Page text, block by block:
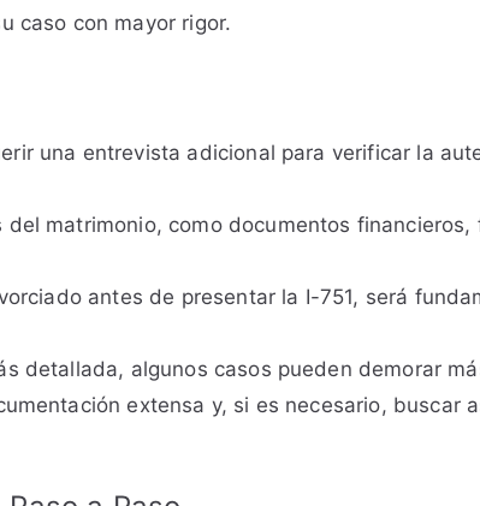
caso con mayor rigor.
una entrevista adicional para verificar la
matrimonio, como documentos financieros,
antes de presentar la I-751, será
detallada, algunos casos pueden demorar
extensa y, si es necesario, buscar